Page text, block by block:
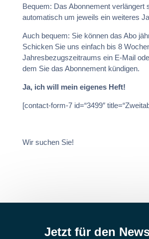
Bequem: Das Abonnement verlängert
automatisch um jeweils ein weiteres
Auch bequem: Sie können das Abo
Schicken Sie uns einfach bis 8
Jahresbezugszeitraums ein E-Mail
dem Sie das Abonnement kündigen.
Ja, ich will mein eigenes Heft!
[contact-form-7 id=“3499″
Wir suchen Sie!
Jetzt für den